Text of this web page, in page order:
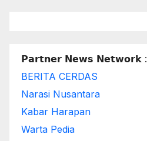
𝗣𝗮𝗿𝘁𝗻𝗲𝗿 𝗡𝗲𝘄𝘀 𝗡𝗲𝘁𝘄𝗼𝗿𝗸 :
BERITA CERDAS
Narasi Nusantara
Kabar Harapan
Warta Pedia